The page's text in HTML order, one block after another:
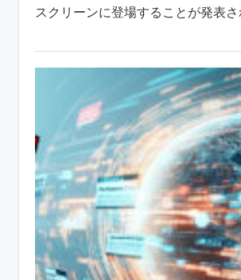
スクリーンに登場することが発表